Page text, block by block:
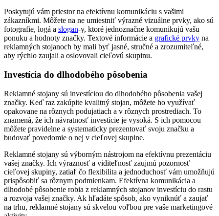
Poskytujú vám priestor na efektívnu komunikáciu s vašimi
zákazníkmi. Môžete na ne umiestniť výrazné vizuálne prvky, ako sú
fotografie, logá a slogan-y, ktoré jednoznačne komunikujú vašu
ponuku a hodnoty značky. Textové informácie a grafické prvky na
reklamných stojanoch by mali byť jasné, stručné a zrozumiteľné,
aby rýchlo zaujali a oslovovali cieľovú skupinu.
Investícia do dlhodobého pôsobenia
Reklamné stojany sú investíciou do dlhodobého pôsobenia vašej
značky. Keď raz zakúpite kvalitný stojan, môžete ho využívať
opakovane na rôznych podujatiach a v rôznych prostrediach. To
znamená, že ich návratnosť investície je vysoká. S ich pomocou
môžete pravidelne a systematicky prezentovať svoju značku a
budovať povedomie o nej v cieľovej skupine.
Reklamné stojany sú výborným nástrojom na efektívnu prezentáciu
vašej značky. Ich výraznosť a viditeľnosť zaujmú pozornosť
cieľovej skupiny, zatiaľ čo flexibilita a jednoduchosť vám umožňujú
prispôsobiť sa rôznym podmienkam. Efektívna komunikácia a
dlhodobé pôsobenie robia z reklamných stojanov investíciu do rastu
a rozvoja vašej značky. Ak hľadáte spôsob, ako vyniknúť a zaujať
na trhu, reklamné stojany sú skvelou voľbou pre vaše marketingové